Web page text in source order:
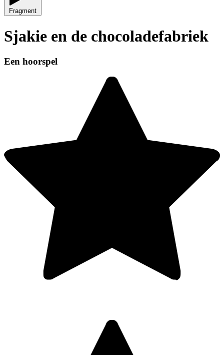
Fragment
Sjakie en de chocoladefabriek
Een hoorspel